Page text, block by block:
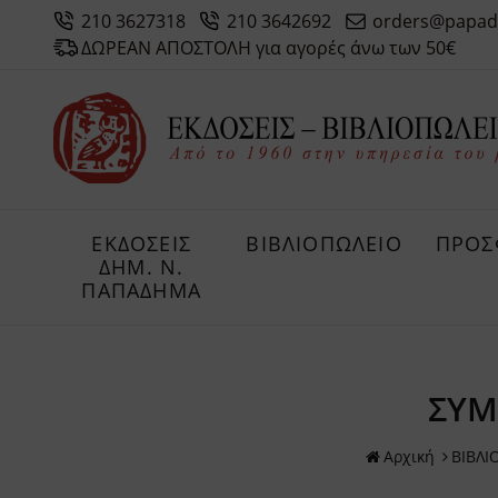
210 3627318 210 3642692
ΔΩΡΕΑΝ ΑΠΟΣΤΟΛΗ για αγορές άνω των 50€
ΕΚΔΟΣΕΙΣ
ΔHM. Ν.
ΠΑΠΑΔΗΜΑ
ΒΙΒΛΙΟΠΩΛΕΙΟ
Αρχική